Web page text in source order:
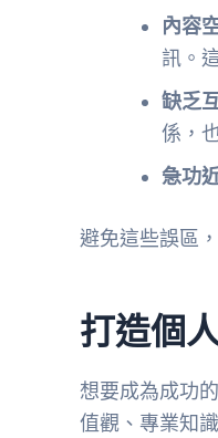
內容
訊。
缺乏
係，
急功
避免這些誤區
打造個
想要成為成功
值觀、專業知